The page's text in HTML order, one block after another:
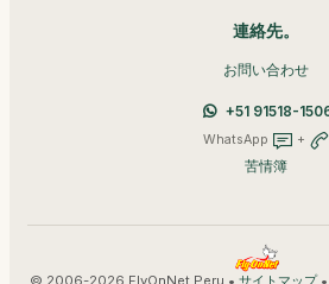
連絡先。
お問い合わせ
+51 91518-
WhatsApp +
苦情簿
© 2006-2026 FlyOnNet Peru • •